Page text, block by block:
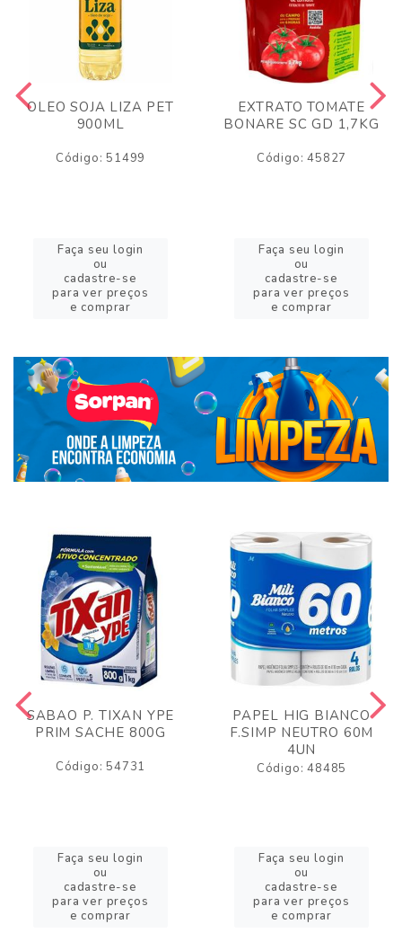
OLEO SOJA LIZA PET
900ML
Código: 51499
Faça seu login
ou
cadastre-se
para ver preços
e comprar
EXTRATO TOMATE
BONARE SC GD 1,7KG
Código: 45827
Faça seu login
ou
cadastre-se
para ver preços
e comprar
SABAO P. TIXAN YPE
PRIM SACHE 800G
Código: 54731
Faça seu login
ou
cadastre-se
para ver preços
e comprar
PAPEL HIG BIANCO
F.SIMP NEUTRO 60M
4UN
Código: 48485
Faça seu login
ou
cadastre-se
para ver preços
e comprar